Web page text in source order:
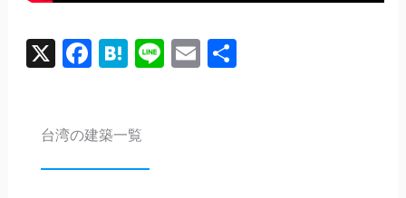
FacebookEmail
Line
Hatena
X
共
台湾の建築一覧